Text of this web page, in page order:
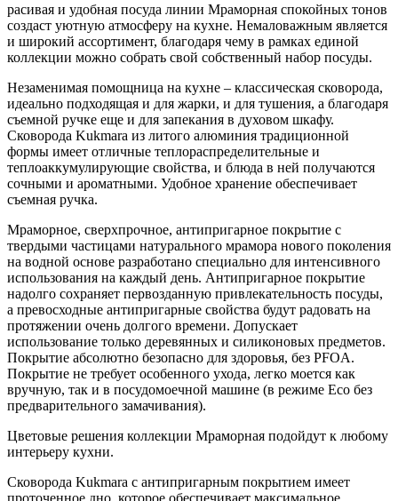
расивая и удобная посуда линии Мраморная спокойных тонов
создаст уютную атмосферу на кухне. Немаловажным является
и широкий ассортимент, благодаря чему в рамках единой
коллекции можно собрать свой собственный набор посуды.
Незаменимая помощница на кухне – классическая сковорода,
идеально подходящая и для жарки, и для тушения, а благодаря
съемной ручке еще и для запекания в духовом шкафу.
Сковорода Kukmara из литого алюминия традиционной
формы имеет отличные теплораспределительные и
теплоаккумулирующие свойства, и блюда в ней получаются
сочными и ароматными. Удобное хранение обеспечивает
съемная ручка.
Мраморное, сверхпрочное, антипригарное покрытие с
твердыми частицами натурального мрамора нового поколения
на водной основе разработано специально для интенсивного
использования на каждый день. Антипригарное покрытие
надолго сохраняет первозданную привлекательность посуды,
а превосходные антипригарные свойства будут радовать на
протяжении очень долгого времени. Допускает
использование только деревянных и силиконовых предметов.
Покрытие абсолютно безопасно для здоровья, без PFOA.
Покрытие не требует особенного ухода, легко моется как
вручную, так и в посудомоечной машине (в режиме Eco без
предварительного замачивания).
Цветовые решения коллекции Мраморная подойдут к любому
интерьеру кухни.
Сковорода Kukmara с антипригарным покрытием имеет
проточенное дно, которое обеспечивает максимальное